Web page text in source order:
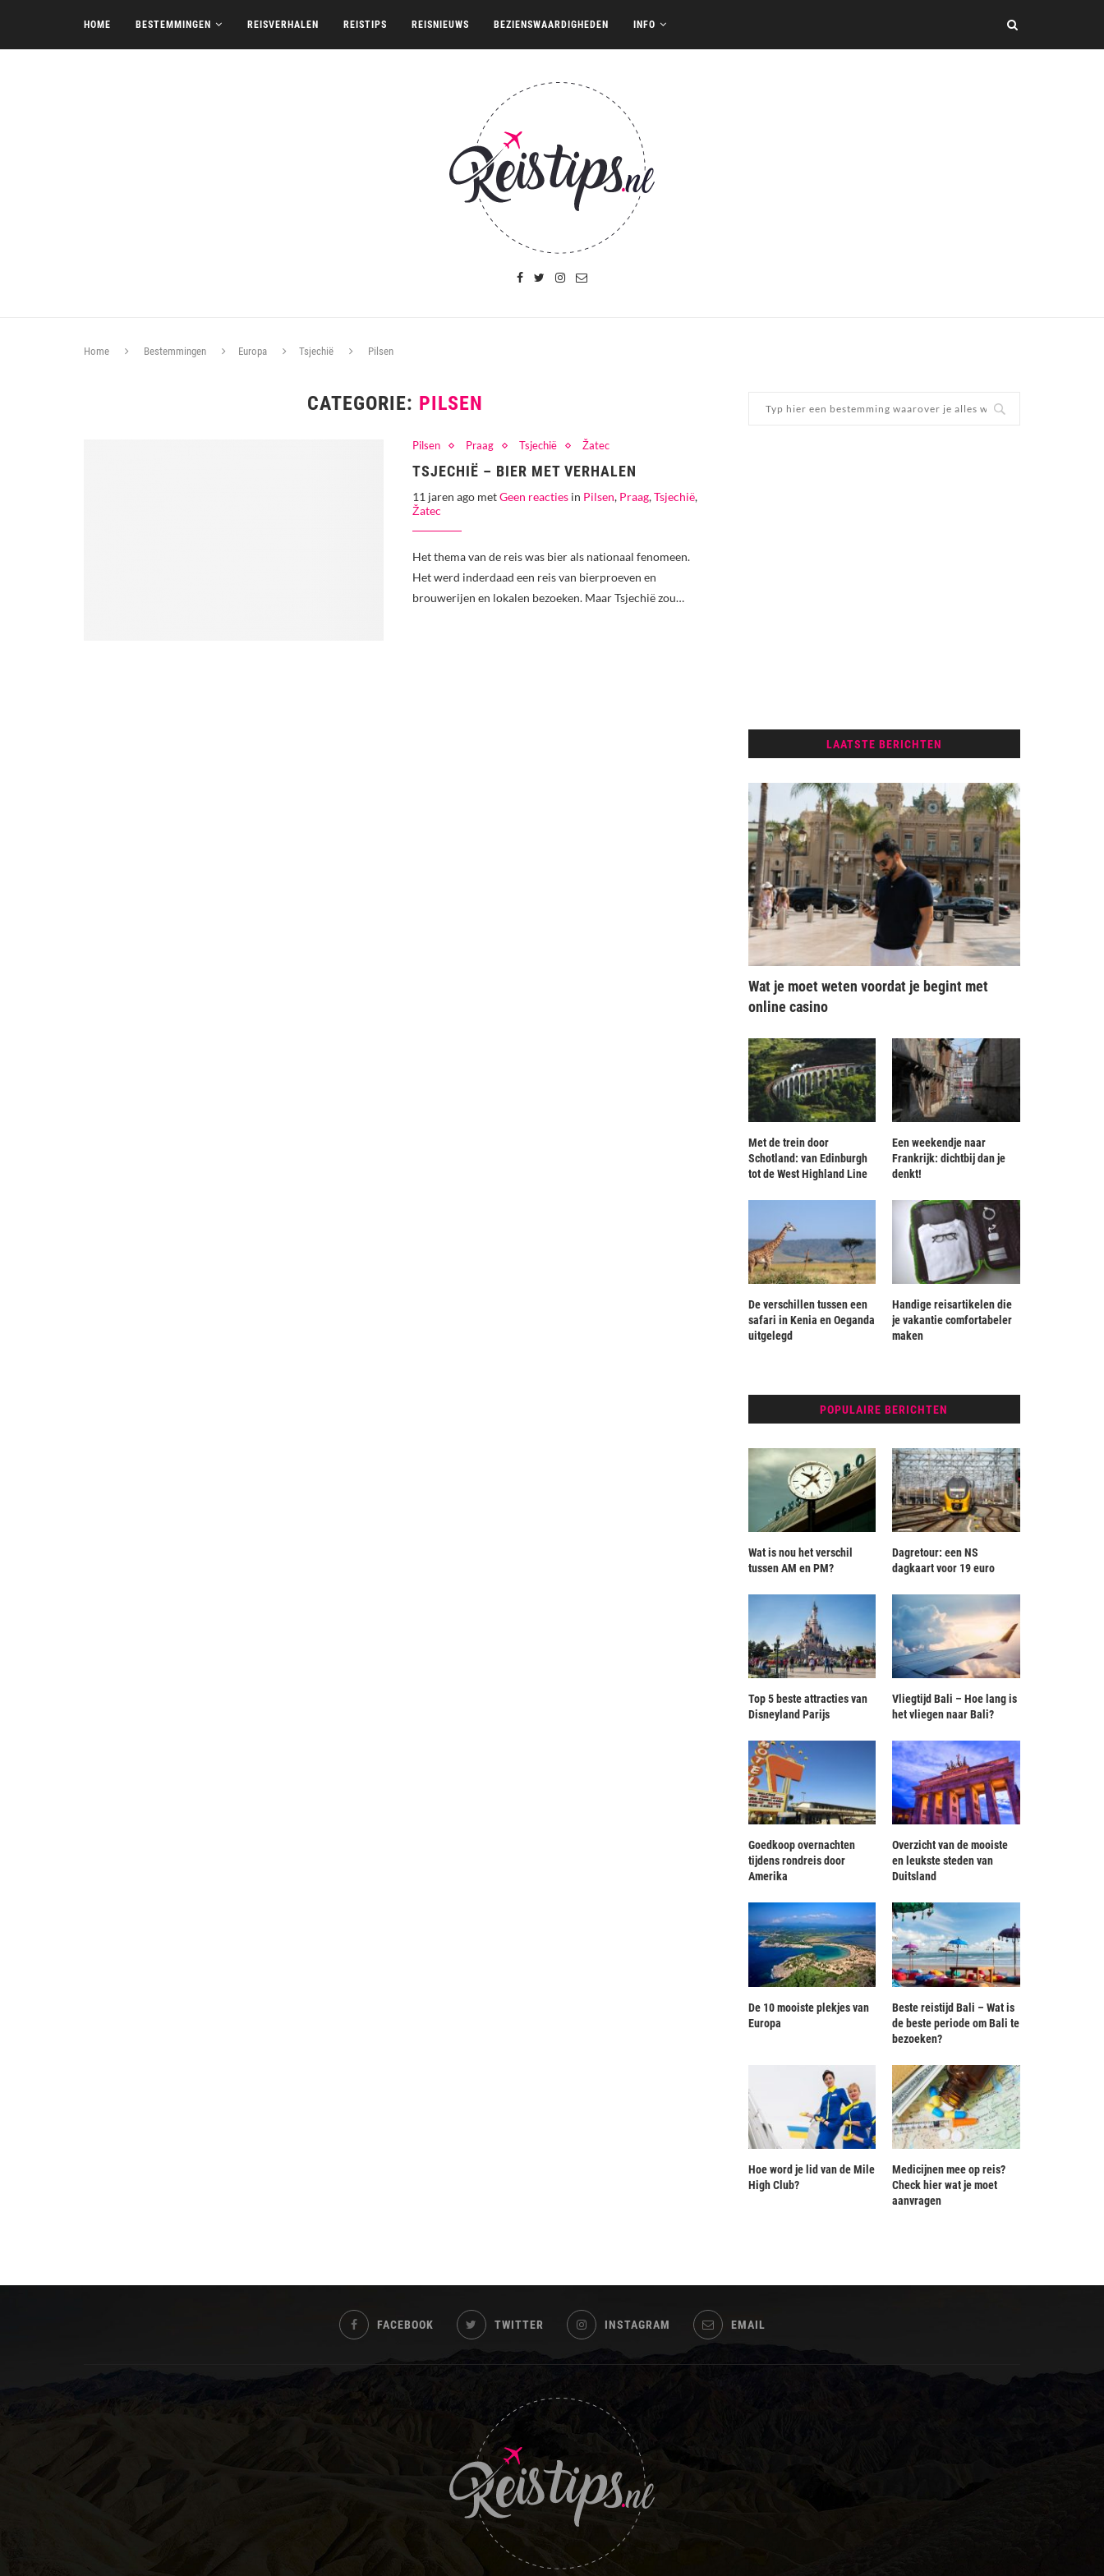
HOME BESTEMMINGEN REISVERHALEN REISTIPS REISNIEUWS BEZIENSWAARDIGHEDEN INFO
Home Bestemmingen Europa Tsjechië Pilsen
CATEGORIE: PILSEN
Pilsen Praag Tsjechië Žatec
TSJECHIË – BIER MET VERHALEN
11 jaren ago metGeen reacties in Pilsen, Praag,Tsjechië,
Žatec
Het thema van de reis was bier als nationaal fenomeen.
Het werd inderdaad een reis van bierproeven en
brouwerijen en lokalen bezoeken. Maar Tsjechië zou…
LAATSTE BERICHTEN
Wat je moet weten voordat je begint met
online casino
Met de trein door
Schotland: van Edinburgh
tot de West Highland Line
Een weekendje naar
Frankrijk: dichtbij dan je
denkt!
De verschillen tussen een
safari in Kenia en Oeganda
uitgelegd
Handige reisartikelen die
je vakantie comfortabeler
maken
POPULAIRE BERICHTEN
Wat is nou het verschil
tussen AM en PM?
Dagretour: een NS
dagkaart voor 19 euro
Top 5 beste attracties van
Disneyland Parijs
Vliegtijd Bali – Hoe lang is
het vliegen naar Bali?
Goedkoop overnachten
tijdens rondreis door
Amerika
Overzicht van de mooiste
en leukste steden van
Duitsland
De 10 mooiste plekjes van
Europa
Beste reistijd Bali – Wat is
de beste periode om Bali te
bezoeken?
Hoe word je lid van de Mile
High Club?
Medicijnen mee op reis?
Check hier wat je moet
aanvragen
FACEBOOK TWITTER INSTAGRAM EMAIL